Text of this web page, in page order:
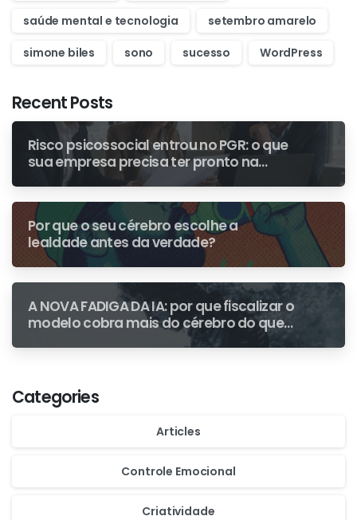
saúde mental e tecnologia
setembro amarelo
simone biles
sono sucesso WordPress
Recent Posts
Risco psicossocial entrou no PGR: o que
sua empresa precisa ter pronto na
primeira fiscalização
Por que o seu cérebro escolhe a
lealdade antes da verdade?
A NOVA FADIGA DA IA: por que fiscalizar o
modelo cobra mais do cérebro do que
Categories
Articles
Controle Emocional
Criatividade